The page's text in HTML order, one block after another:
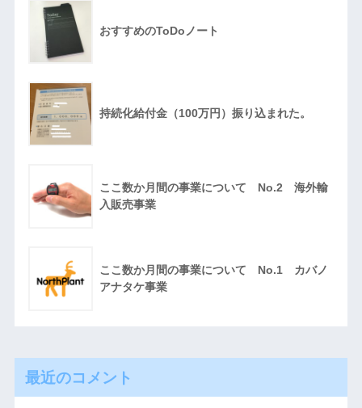
おすすめのToDoノート
持続化給付金（100万円）振り込まれた。
ここ数か月間の事業について No.2 海外輸
入販売事業
ここ数か月間の事業について No.1 カバノ
アナタケ事業
最近のコメント